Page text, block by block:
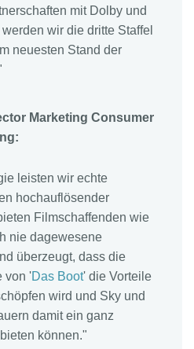
mit Dolby und
wir die dritte Staffel
neuesten Stand der
Marketing Consumer
leisten wir echte
hochauflösender
Filmschaffenden wie
nie dagewesene
überzeugt, dass die
von 'Das Boot' die Vorteile
wird und Sky und
damit ein ganz
können."